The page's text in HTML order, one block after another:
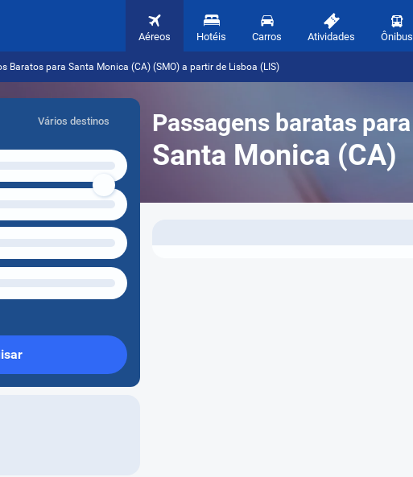
Aéreos Hotéis Carros Atividades Ônibus
Baratos para Santa Monica (CA) (SMO) a partir de Lisboa (LIS)
Passagens baratas para
Santa Monica (CA)
Vários destinos